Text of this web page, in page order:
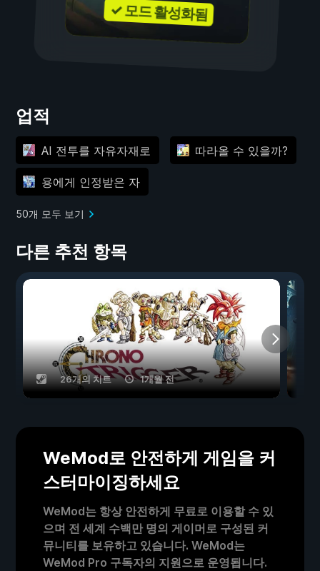
✓ 모드 활성화됨
업적
AI 전투를 자유자재로 따라올 수 있을까?
용에게 인정받은 자
50개 모두 보기
다른 추천 항목
26개의 치트 1개월 전
WeMod로 안전하게 게임을 커
스터마이징하세요
WeMod는 항상 안전하게 무료로 이용할 수 있
으며 전 세계 수백만 명의 게이머로 구성된 커
뮤니티를 보유하고 있습니다. WeMod는
WeMod Pro 구독자의 지원으로 운영됩니다.